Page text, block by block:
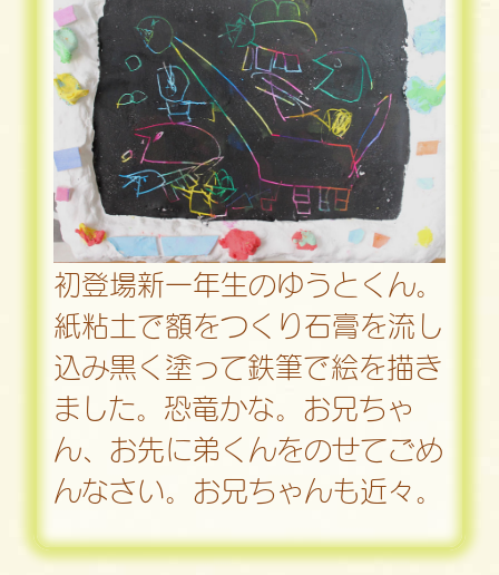
初登場新一年生のゆうとくん。
紙粘土で額をつくり石膏を流し
込み黒く塗って鉄筆で絵を描き
ました。恐竜かな。お兄ちゃ
ん、お先に弟くんをのせてごめ
んなさい。お兄ちゃんも近々。